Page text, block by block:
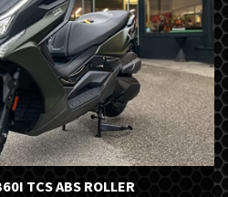
TCS ABS ROLLER